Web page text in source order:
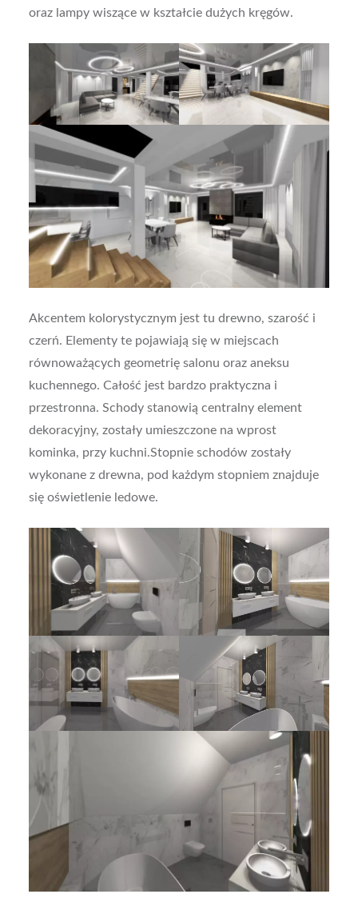
oraz lampy wiszące w kształcie dużych kręgów.
Akcentem kolorystycznym jest tu drewno, szarość i
czerń. Elementy te pojawiają się w miejscach
równoważących geometrię salonu oraz aneksu
kuchennego. Całość jest bardzo praktyczna i
przestronna. Schody stanowią centralny element
dekoracyjny, zostały umieszczone na wprost
kominka, przy kuchni.Stopnie schodów zostały
wykonane z drewna, pod każdym stopniem znajduje
się oświetlenie ledowe.